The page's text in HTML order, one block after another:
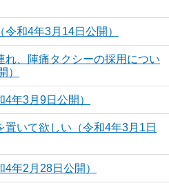
和4年3月14日公開）
れ、陣痛タクシーの採用につい
）
年3月9日公開）
いて欲しい（令和4年3月1日
年2月28日公開）